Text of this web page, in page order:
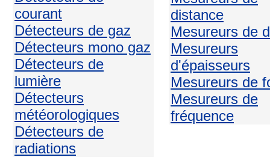
courant
Détecteurs de gaz
Détecteurs mono gaz
Détecteurs de
lumière
Détecteurs
météorologiques
Détecteurs de
radiations
distance
Mesureurs de
Mesureurs
d'épaisseurs
Mesureurs de
Mesureurs de
fréquence